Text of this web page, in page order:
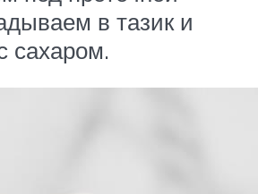
в тазик и
сахаром.